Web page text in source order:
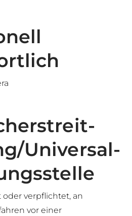
Universal­
verpflichtet, an
vor einer